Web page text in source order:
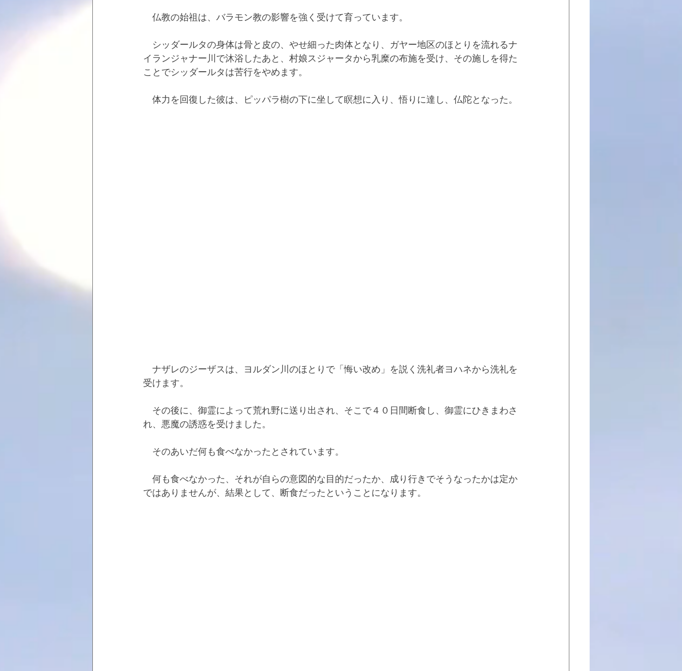
仏教の始祖は、バラモン教の影響を強く受けて育っています。
シッダールタの身体は骨と皮の、やせ細った肉体となり、ガヤー地区のほとりを流れるナ
イランジャナー川で沐浴したあと、村娘スジャータから乳糜の布施を受け、その施しを得た
ことでシッダールタは苦行をやめます。
体力を回復した彼は、ピッパラ樹の下に坐して瞑想に入り、悟りに達し、仏陀となった。
ナザレのジーザスは、ヨルダン川のほとりで「悔い改め」を説く洗礼者ヨハネから洗礼を
受けます。
その後に、御霊によって荒れ野に送り出され、そこで４０日間断食し、御霊にひきまわさ
れ、悪魔の誘惑を受けました。
そのあいだ何も食べなかったとされています。
何も食べなかった、それが自らの意図的な目的だったか、成り行きでそうなったかは定か
ではありませんが、結果として、断食だったということになります。